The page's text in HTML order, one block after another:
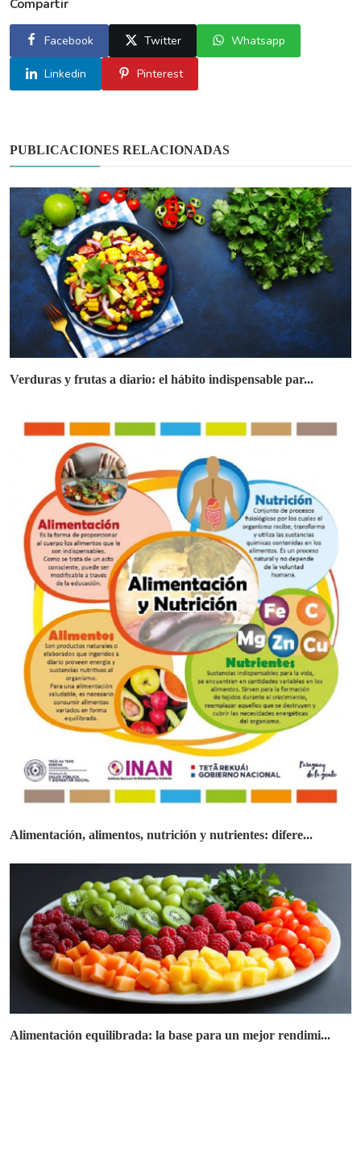
Compartir
Facebook Twitter Whatsapp
Linkedin Pinterest
PUBLICACIONES RELACIONADAS
Verduras y frutas a diario: el hábito indispensable par...
Alimentación, alimentos, nutrición y nutrientes: difere...
Alimentación equilibrada: la base para un mejor rendimi...